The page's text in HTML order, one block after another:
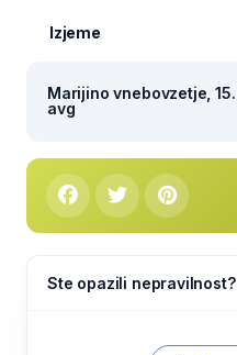
Izjeme
Marijino vnebovzetje, 15.
avg
Ste opazili nepravilnost?